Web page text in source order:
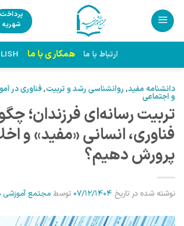
Skip
content
پرداخت
شهریه
ارتباط با ما همکاری با ما
دانشنامه مفید, روانشناسی رشد و تربیت,فناوری در
و اجتماعی
تربیت رسانه‌ای فرزندان؛
فناوری، انسانی «مفید» و
پرورش دهیم؟
نوشته شده در تاریخ 07/12/1404 توسط مجتمع آموزشی